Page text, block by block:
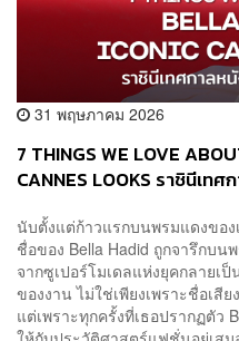
31 พฤษภาคม 2026
7 THINGS WE LOVE
CANNES LOOKS ราชินีเท
นับตั้งแต่ก้าวแรกบนพรมแดงขอ
ชื่อของ Bella Hadid ถูกจารึกบ
จากซูเปอร์โมเดลแห่งยุคกลาย
ของงาน ไม่ใช่เพียงเพราะชื่อเสี
แต่เพราะทุกครั้งที่เธอปรากฏตัว